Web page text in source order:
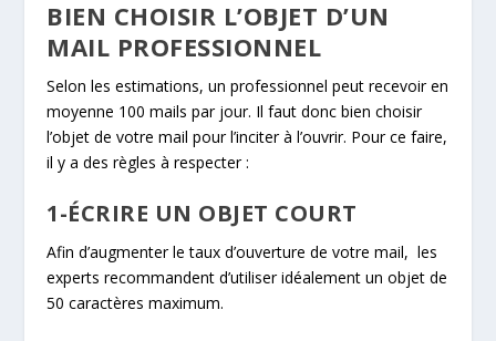
BIEN CHOISIR L’OBJET D’UN
MAIL PROFESSIONNEL
Selon les estimations, un professionnel peut recevoir en
moyenne 100 mails par jour. Il faut donc bien choisir
l’objet de votre mail pour l’inciter à l’ouvrir. Pour ce faire,
il y a des règles à respecter :
1-ÉCRIRE UN OBJET COURT
Afin d’augmenter le taux d’ouverture de votre mail, les
experts recommandent d’utiliser idéalement un objet de
50 caractères maximum.